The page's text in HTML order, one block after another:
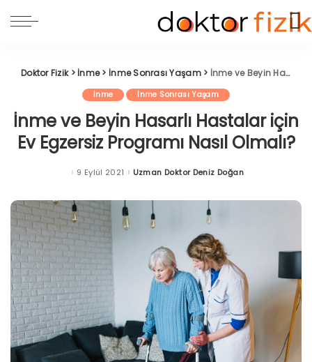
Doktor Fizik> İnme> İnme Sonrası Yaşam> İnme ve Beyin Hasarlı Hastalar için Ev Egzersiz Programı Nasıl Olmalı?
İnme İnme Sonrası Yaşam
İnme ve Beyin Hasarlı Hastalar için
Ev Egzersiz Programı Nasıl Olmalı?
9 Eylül 2021 Posted
Uzman Doktor Deniz Doğan